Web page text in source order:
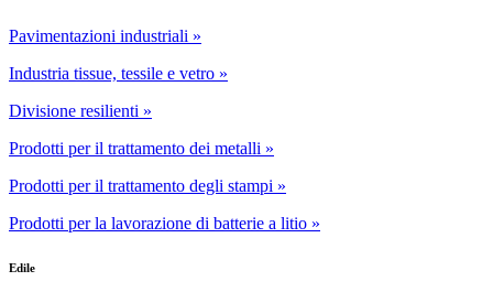
Pavimentazioni industriali »
Industria tissue, tessile e vetro »
Divisione resilienti »
Prodotti per il trattamento dei metalli »
Prodotti per il trattamento degli stampi »
Prodotti per la lavorazione di batterie a litio »
Edile